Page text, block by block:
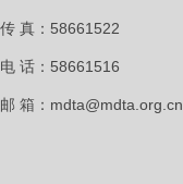
传 真：58661522
电 话：58661516
邮 箱：mdta@mdta.org.cn